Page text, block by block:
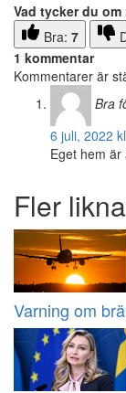
Vad tycker du
Bra: 7
1 kommentar
Kommentarer är
Bra
6 juli, 2022
Eget hem
Fler
Varning om